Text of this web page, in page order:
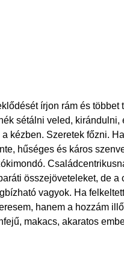
írjon rám és többet
sétálni veled, kirándulni,
kézben. Szeretek főzni. Ha
hűséges és káros
összejöveteleket, de a
vagyok. Ha
hanem a hozzám
makacs, akaratos